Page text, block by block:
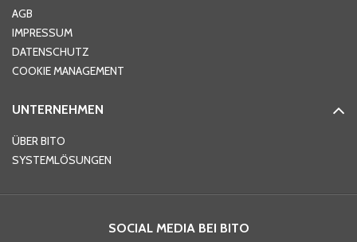
Telefon
AGB
IMPRESSUM
DATENSCHUTZ
COOKIE MANAGEMENT
UNTERNEHMEN
ÜBER BITO
SYSTEMLÖSUNGEN
SOCIAL MEDIA BEI BITO